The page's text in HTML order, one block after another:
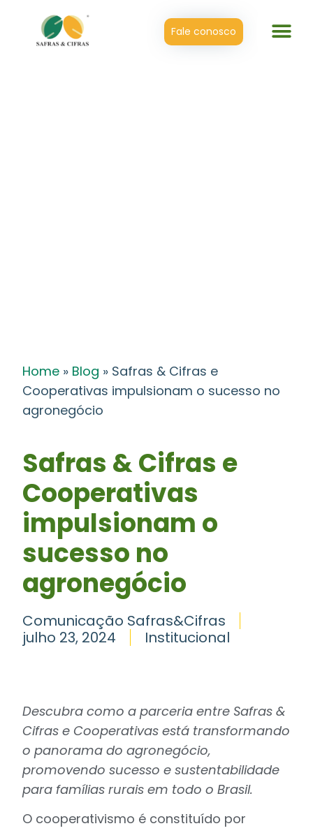
Fale conosco
Home » Blog » Safras & Cifras e
Cooperativas impulsionam o sucesso no
agronegócio
Safras & Cifras e
Cooperativas
impulsionam o
sucesso no
agronegócio
Comunicação Safras&Cifras
julho 23, 2024
Institucional
Descubra como a parceria entre Safras &
Cifras e Cooperativas está transformando
o panorama do agronegócio,
promovendo sucesso e sustentabilidade
para famílias rurais em todo o Brasil.
O cooperativismo é constituído por